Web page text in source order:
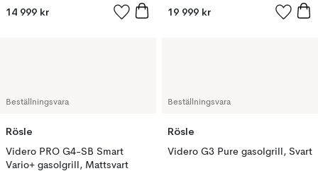
14 999 kr 19 999 kr
Beställningsvara
Rösle
Videro PRO G4-SB Smart
Vario+ gasolgrill, Mattsvart
Beställningsvara
Rösle
Videro G3 Pure gasolgrill, Svart